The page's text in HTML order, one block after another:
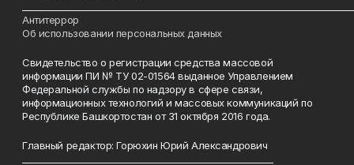
Антитеррор
Об использовании персональных данных
Свидетельство о регистрации средства массовой
информации ПИ № ТУ 02-01564 выданное Управлением
Федеральной службы по надзору в сфере связи,
информационных технологий и массовых коммуникаций по
Республике Башкортостан от 31 октября 2016 года.
Главный редактор: Горюхин Юрий Александрович